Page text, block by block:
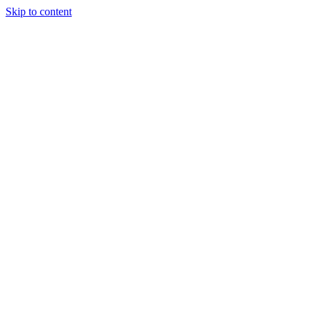
Skip to content